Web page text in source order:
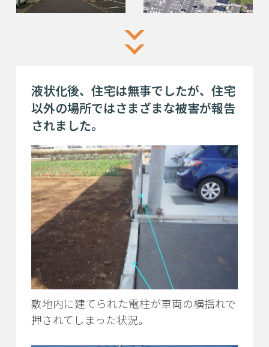
液状化後、住宅は無事でしたが、住宅
以外の場所ではさまざまな被害が報告
されました。
敷地内に建てられた電柱が車両の横揺れで
押されてしまった状況。